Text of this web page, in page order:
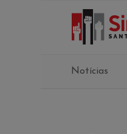
Notícias